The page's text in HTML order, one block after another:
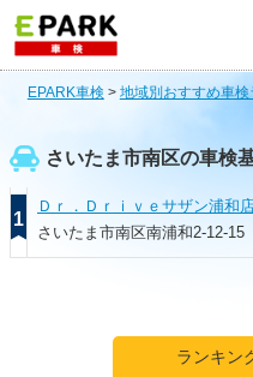
EPARK車検 > 地域別おすすめ車
さいたま市南区の車検
1
Ｄｒ．Ｄｒｉｖｅサザン浦和
さいたま市南区南浦和2-12-15
ランキン